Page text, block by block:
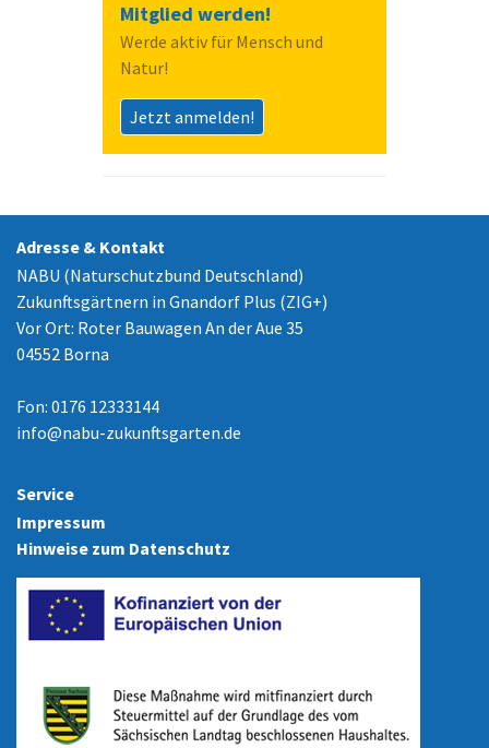
Mitglied werden!
Werde aktiv für Mensch und
Natur!
Jetzt anmelden!
Adresse & Kontakt
NABU (Naturschutzbund Deutschland)
Zukunftsgärtnern in Gnandorf Plus (ZIG+)
Vor Ort: Roter Bauwagen An der Aue 35
04552 Borna
Fon: 0176 12333144
info@nabu-zukunftsgarten.de
Service
Impressum
Hinweise zum Datenschutz